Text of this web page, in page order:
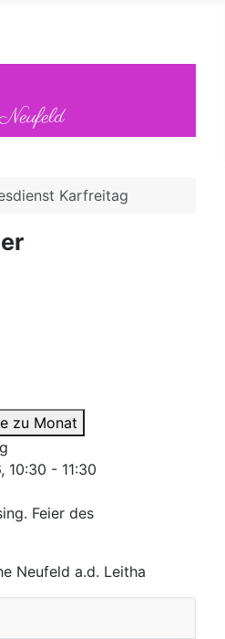
Karfreitag
zu Monat
10:30 - 11:30
Feier des
Neufeld a.d. Leitha